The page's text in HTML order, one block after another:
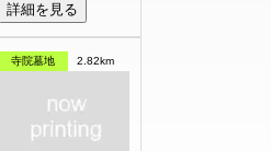
詳細を見る
寺院墓地 2.82km